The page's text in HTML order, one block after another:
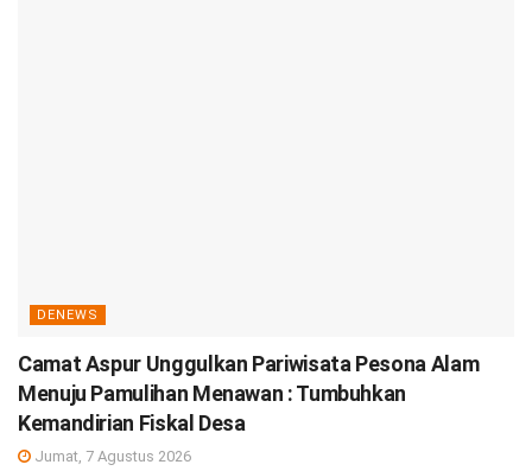
DENEWS
Camat Aspur Unggulkan Pariwisata Pesona Alam
Menuju Pamulihan Menawan : Tumbuhkan
Kemandirian Fiskal Desa
Jumat, 7 Agustus 2026